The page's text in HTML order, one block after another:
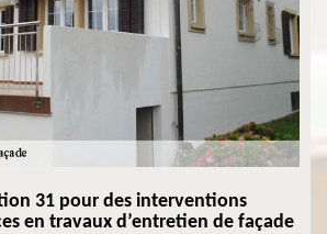
31 pour des interventions
en travaux d’entretien de façade